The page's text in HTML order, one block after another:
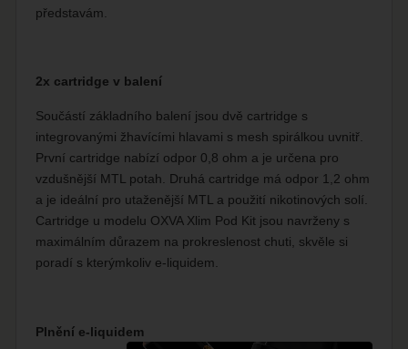
představám.
2x cartridge v balení
Součástí základního balení jsou dvě cartridge s
integrovanými žhavícími hlavami s mesh spirálkou uvnitř.
První cartridge nabízí odpor 0,8 ohm a je určena pro
vzdušnější MTL potah. Druhá cartridge má odpor 1,2 ohm
a je ideální pro utaženější MTL a použití nikotinových solí.
Cartridge u modelu OXVA Xlim Pod Kit jsou navrženy s
maximálním důrazem na prokreslenost chuti, skvěle si
poradí s kterýmkoliv e-liquidem.
Plnění e-liquidem